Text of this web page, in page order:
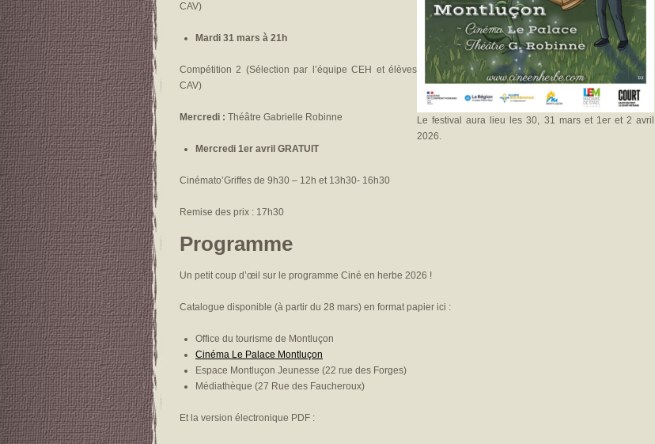
CAV)
Mardi 31 mars à 21h
Compétition 2 (Sélection par l’équipe CEH et élèves
CAV)
Mercredi : Théâtre Gabrielle Robinne
Mercredi 1er avril GRATUIT
Cinémato’Griffes de 9h30 – 12h et 13h30- 16h30
Remise des prix : 17h30
Le festival aura lieu les 30, 31 mars et 1eret 2 avril
2026.
Programme
Un petit coup d’œil sur le programme Ciné en herbe 2026 !
Catalogue disponible (à partir du 28 mars) en format papier ici :
Office du tourisme de Montluçon
Cinéma Le Palace Montluçon
Espace Montluçon Jeunesse (22 rue des Forges)
Médiathèque (27 Rue des Faucheroux)
Et la version électronique PDF :